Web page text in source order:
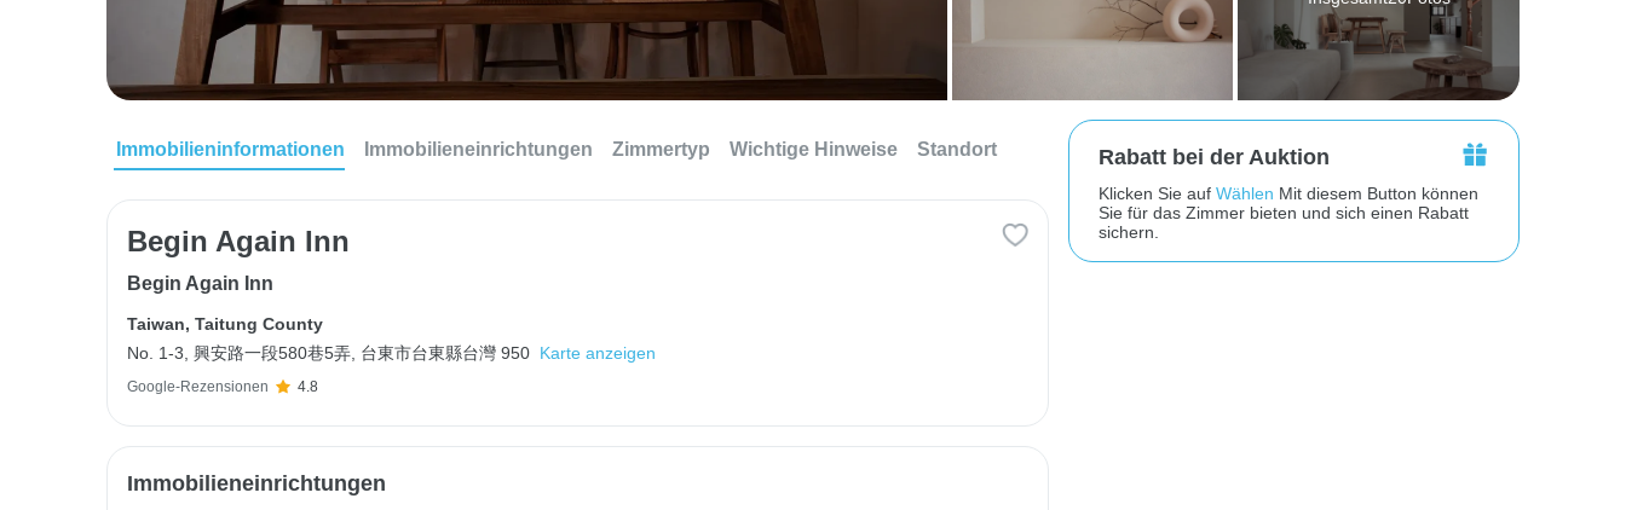
Immobilieninformationen Immobilieneinrichtungen Zimmertyp Wichtige Hinweise Standort
Begin Again Inn
Begin Again Inn
Taiwan, Taitung County
No. 1-3, 興安路一段580巷5弄, 台東市台東縣台灣 950 Karte anzeigen
Google-Rezensionen 4.8
Immobilieneinrichtungen
Rabatt bei der Auktion
Klicken Sie aufWählen Mit diesem Button können
Sie für das Zimmer bieten und sich einen Rabatt
sichern.